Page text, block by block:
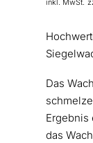
inkl. MwSt.
Das
Ergebnis
das